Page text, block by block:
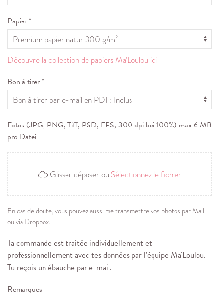
Papier *
Découvre la collection de papiers Ma'Loulou ici
Bon à tirer *
Fotos (JPG, PNG, Tiff, PSD, EPS, 300 dpi bei 100%) max 6 MB
pro Datei
Glisser déposer ouSélectionnez le fichier
En cas de doute, vous pouvez aussi me transmettre vos photos par Mail
ou via Dropbox.
Ta commande est traitée individuellement et
professionnellement avec tes données par l’équipe Ma'Loulou.
Tu reçois un ébauche par e-mail.
Remarques